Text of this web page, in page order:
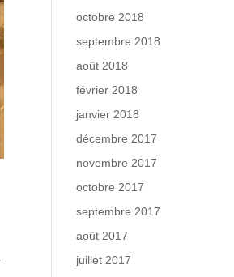
octobre 2018
septembre 2018
août 2018
février 2018
janvier 2018
décembre 2017
novembre 2017
octobre 2017
septembre 2017
août 2017
juillet 2017